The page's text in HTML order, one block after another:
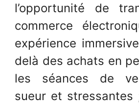
l’opportunité de
commerce
expérience
delà des achats en
les séances de
sueur et stressantes